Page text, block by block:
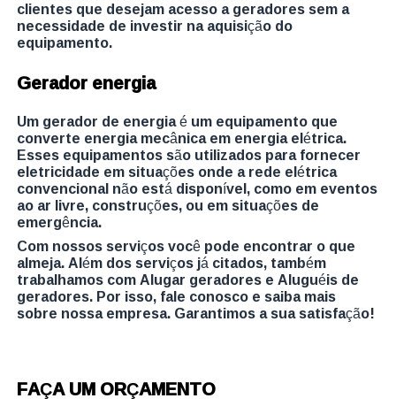
clientes que desejam acesso a geradores sem a
necessidade de investir na aquisição do
equipamento.
Gerador energia
Um gerador de energia é um equipamento que
converte energia mecânica em energia elétrica.
Esses equipamentos são utilizados para fornecer
eletricidade em situações onde a rede elétrica
convencional não está disponível, como em eventos
ao ar livre, construções, ou em situações de
emergência.
Com nossos serviços você pode encontrar o que
almeja. Além dos serviços já citados, também
trabalhamos com Alugar geradores e Aluguéis de
geradores. Por isso, fale conosco e saiba mais
sobre nossa empresa. Garantimos a sua satisfação!
FAÇA UM ORÇAMENTO